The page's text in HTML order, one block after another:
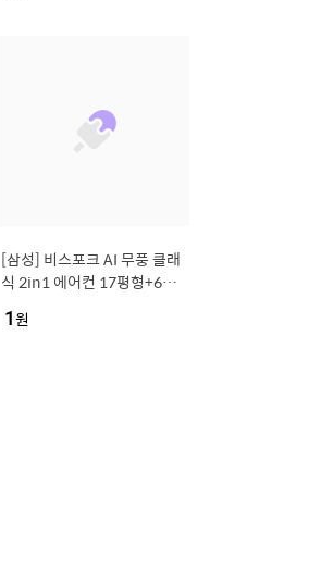
[삼성] 비스포크 AI 무풍 클래
식 2in1 에어컨 17평형+6평
7D11GRS
1원